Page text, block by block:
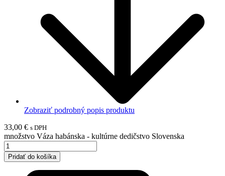
Zobraziť podrobný popis produktu
33,00 € s DPH
množstvo Váza habánska - kultúrne dedičstvo Slovenska
Pridať do košíka